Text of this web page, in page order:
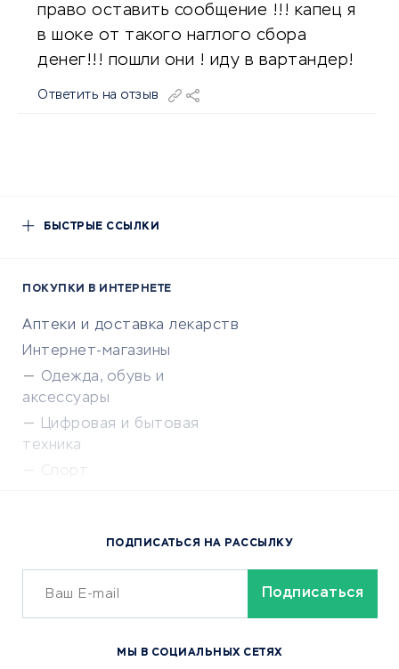
право оставить сообщение !!! капец я
в шоке от такого наглого сбора
денег!!! пошли они ! иду в вартандер!
Ответить на отзыв
БЫСТРЫЕ ССЫЛКИ
ПОКУПКИ В ИНТЕРНЕТЕ
Аптеки и доставка лекарств
Интернет-магазины
Одежда, обувь и
аксессуары
Цифровая и бытовая
техника
Спорт
Сервисы доставки
ОБУЧЕНИЕ И РАБОТА
ПОДПИСАТЬСЯ НА РАССЫЛКУ
МЫ В СОЦИАЛЬНЫХ СЕТЯХ